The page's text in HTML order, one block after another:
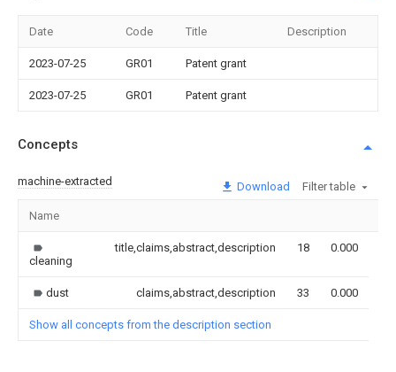
Date Code Title Description
2023-07-25 GR01 Patent grant
2023-07-25 GR01 Patent grant
Concepts
machine-extracted Download Filter table
Name
cleaning
title,claims,abstract,description 18 0.000
dust claims,abstract,description 33 0.000
Show all concepts from the description section